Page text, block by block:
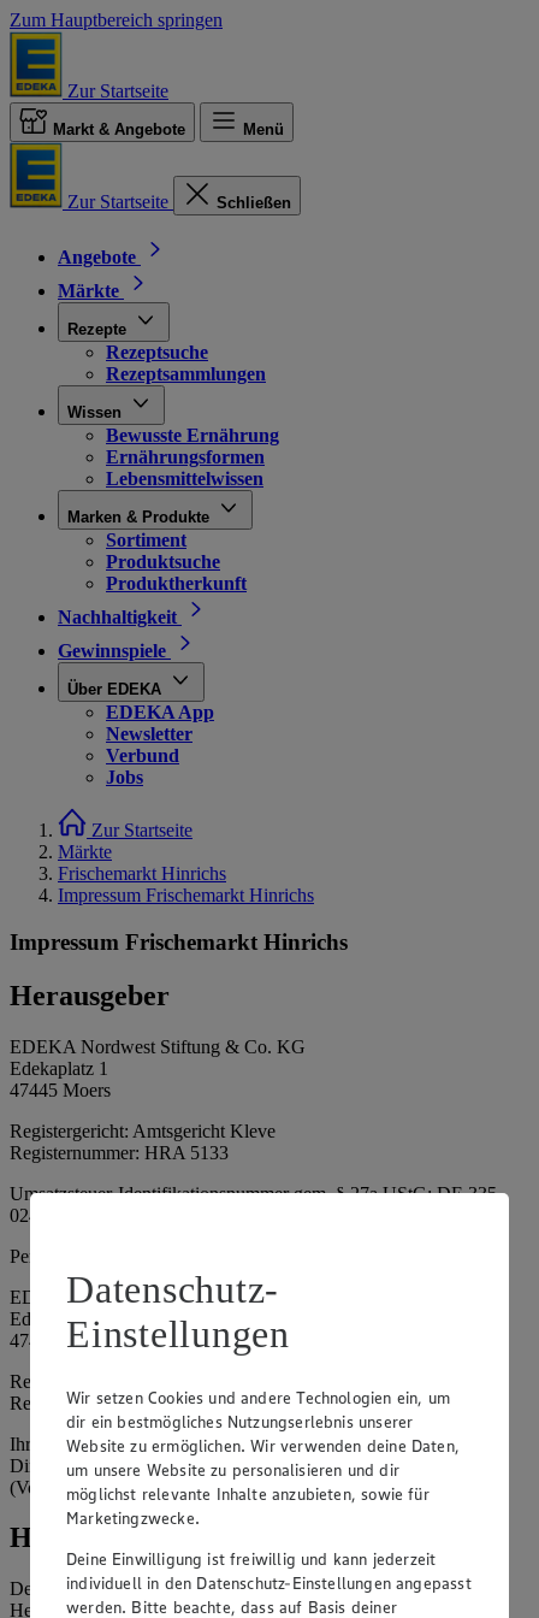
Zum Hauptbereich springen
Zur Startseite
Markt & Angebote Menü
Zur Startseite Schließen
Angebote
Märkte
Rezepte
Rezeptsuche
Rezeptsammlungen
Wissen
Bewusste Ernährung
Ernährungsformen
Lebensmittelwissen
Marken & Produkte
Sortiment
Produktsuche
Produktherkunft
Nachhaltigkeit
Gewinnspiele
Über EDEKA
EDEKA App
Newsletter
Verbund
Jobs
Zur Startseite
Märkte
Frischemarkt Hinrichs
Impressum Frischemarkt Hinrichs
Impressum Frischemarkt Hinrichs
Herausgeber
EDEKA Nordwest Stiftung & Co. KG
Edekaplatz 1
47445 Moers
Registergericht: Amtsgericht Kleve
Registernummer: HRA 5133
Umsatzsteuer-Identifikationsnummer gem. § 27a UStG: DE 335
024 695
Persönlich haftende Gesellschafterin:
EDEKA Nordwest Handelsstiftung e. K.
Edekaplatz 1
47445 Moers
Registergericht: Amtsgericht Kleve
Registernummer: HRA 5132
Ihrerseits vertreten durch: Frank Breuer (Vorstandsvorsitzender),
Dirk Neuhaus (Vorstandsvorsitzender), Peter Wagener
(Vorstandsvorsitzender)
Hinweise
Der Inhalt dieser Website ist urheberrechtlich geschützt. Der
Herausgeber gewährt Ihnen jedoch das Recht, den auf dieser
Datenschutz-
Einstellungen
Wir setzen Cookies und andere Technologien ein, um
dir ein bestmögliches Nutzungserlebnis unserer
Website zu ermöglichen. Wir verwenden deine Daten,
um unsere Website zu personalisieren und dir
möglichst relevante Inhalte anzubieten, sowie für
Marketingzwecke.
Deine Einwilligung ist freiwillig und kann jederzeit
individuell in den Datenschutz-Einstellungen angepasst
werden. Bitte beachte, dass auf Basis deiner